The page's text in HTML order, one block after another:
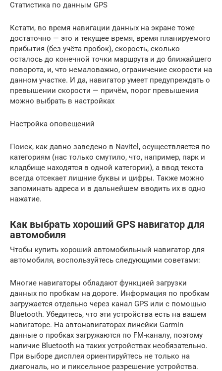
Статистика по данным GPS
Кстати, во время навигации данных на экране тоже
достаточно — это и текущее время, время планируемого
прибытия (без учёта пробок), скорость, сколько
осталось до конечной точки маршрута и до ближайшего
поворота, и, что немаловажно, ограничение скорости на
данном участке. И да, навигатор умеет предупреждать о
превышении скорости — причём, порог превышения
можно выбрать в настройках
Настройка оповещений
Поиск, как давно заведено в Navitel, осуществляется по
категориям (нас только смутило, что, например, парк и
кладбище находятся в одной категории), а ввод текста
всегда отсекает лишние буквы и цифры. Также можно
запоминать адреса и в дальнейшем вводить их в одно
нажатие.
Как выбрать хороший GPS навигатор для
автомобиля
Чтобы купить хороший автомобильный навигатор для
автомобиля, воспользуйтесь следующими советами:
Многие навигаторы обладают функцией загрузки
данных по пробкам на дороге. Информация по пробкам
загружается отдельно через канал GPS или с помощью
Bluetooth. Убедитесь, что эти устройства есть на вашем
навигаторе. На автонавигаторах линейки Garmin
данные о пробках загружаются по FM-каналу, поэтому
наличие Bluetooth на таких устройствах необязательно.
При выборе дисплея ориентируйтесь не только на
диагональ, но и пиксельное разрешение устройства.